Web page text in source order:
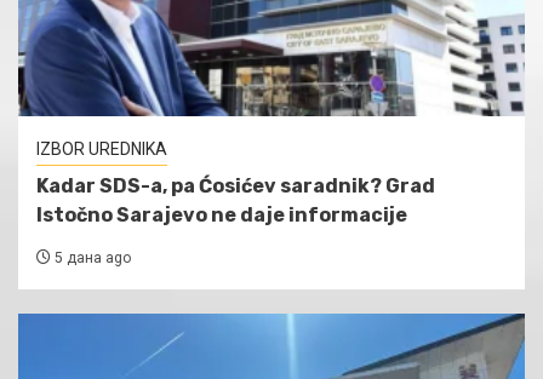
IZBOR UREDNIKA
Kadar SDS-a, pa Ćosićev saradnik? Grad
Istočno Sarajevo ne daje informacije
5 дана ago